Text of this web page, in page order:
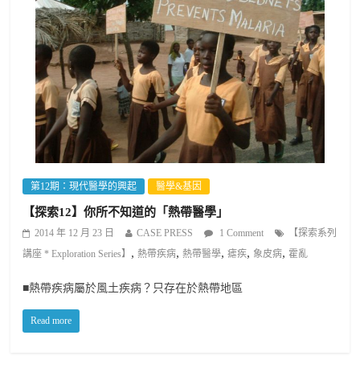
第12期：現代醫學的興起 醫學&基因
【探索12】你所不知道的「熱帶醫學」
2014 年 12 月 23 日 CASE PRESS 1 Comment
【探索系列
講座 * Exploration Series】 ,熱帶疾病,熱帶醫學,瘧疾, 象皮病, 霍亂
■熱帶疾病屬於風土疾病？只存在於熱帶地區
Read more